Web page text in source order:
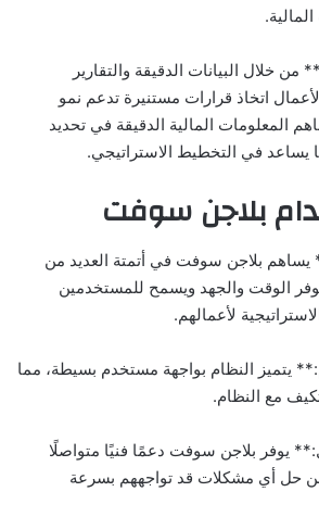
من خلال البيانات الدقيقة والتقارير
اتخاذ قرارات مستنيرة تدعم نمو
المعلومات المالية الدقيقة في تحديد
يساعد في التخطيط الاستراتيجي.
بلاجن سوفت
يساهم بلاجن سوفت في أتمتة العديد من
يوفر الوقت والجهد ويسمح للمستخدمين
لأعمالهم.
يتميز النظام بواجهة مستخدم بسيطة، مما
مع النظام.
يوفر بلاجن سوفت دعمًا فنيًا متواصلًا
حل أي مشكلات قد تواجههم بسرعة